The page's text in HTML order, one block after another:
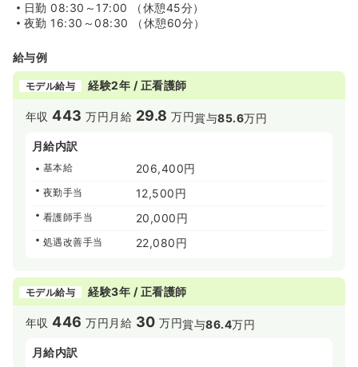
日勤 08:30～17:00 （休憩45分）
夜勤 16:30～08:30 （休憩60分）
給与例
モデル給与 経験2年 / 正看護師
年収443 万円 月給 29.8 万円賞与85.6万円
月給内訳
基本給 206,400円
夜勤手当 12,500円
看護師手当 20,000円
処遇改善手当 22,080円
モデル給与 経験3年 / 正看護師
年収446 万円 月給 30 万円賞与86.4万円
月給内訳